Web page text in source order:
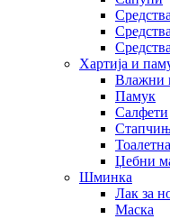
Хартија и
Влажни
Памук
Салфети
Џебни
Шминка
Лак за
Маска